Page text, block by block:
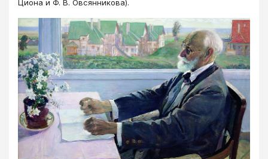
Циона и Ф. В. Овсянникова).